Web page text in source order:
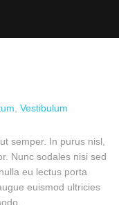
Vestibulum
semper. In purus nisl,
Nunc sodales nisi sed
eu lectus porta
euismod ultricies